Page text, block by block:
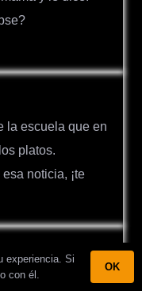
la escuela que en
platos.
noticia, ¡te
preocupado:
experiencia. Si
con él.
OK